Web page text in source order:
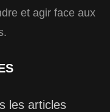
et agir face aux
les articles